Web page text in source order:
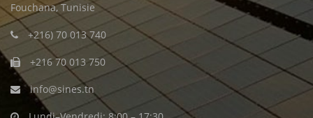
Fouchana, Tunisie
+216) 70 013 740
+216 70 013 750
info@sines.tn